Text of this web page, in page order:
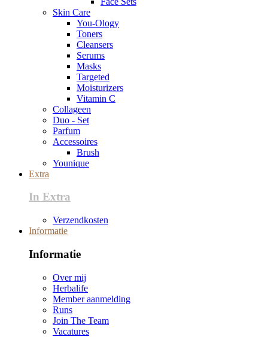
Skin Care
You-Ology
Toners
Cleansers
Serums
Masks
Targeted
Moisturizers
Vitamin C
Collageen
Duo - Set
Parfum
Accessoires
Brush
Younique
Extra
In Extra
Verzendkosten
Informatie
Informatie
Over mij
Herbalife
Member aanmelding
Runs
Join The Team
Vacatures